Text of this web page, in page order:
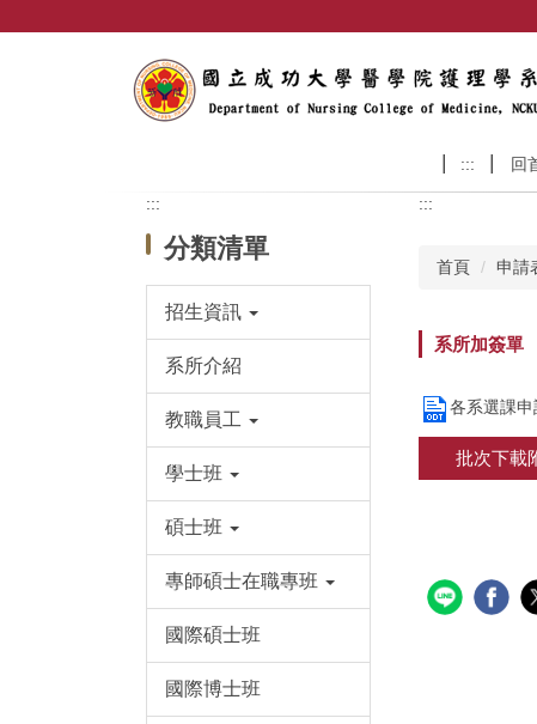
::: 回
:::
分類清單
招生資訊
系所介紹
教職員工
學士班
碩士班
專師碩士在職專班
國際碩士班
國際博士班
:::
首頁 申請
系所加簽單
各系選課
批次下載